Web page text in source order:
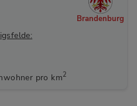
pro km2
Brandenburg